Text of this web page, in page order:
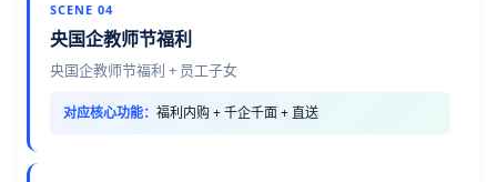
SCENE 04
央国企教师节福利
央国企教师节福利 + 员工子女
对应核心功能： 福利内购 + 千企千面 + 直送